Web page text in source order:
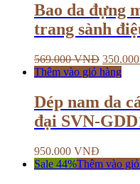
Bao da đựng
trang sành
569.000VNĐ 350.000
Thêm vào giỏ hàng
Dép nam da
đại SVN-
950.000 VNĐ
Sale 44%Thêm vào